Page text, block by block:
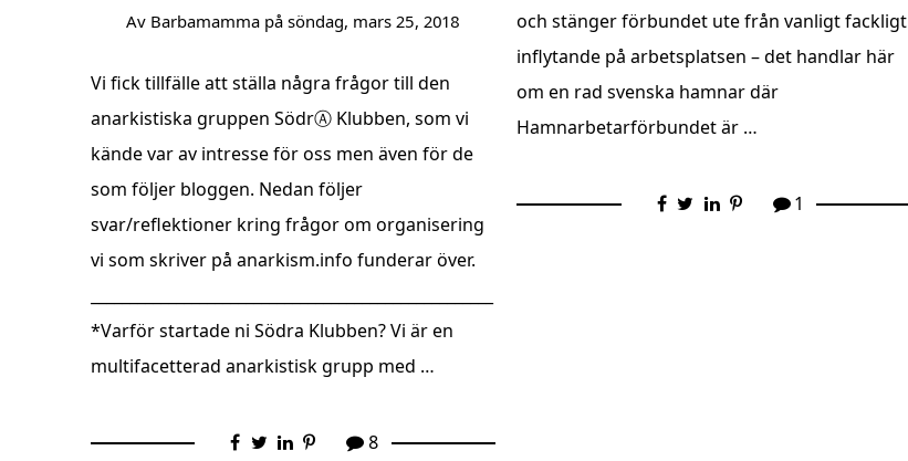
Av Barbamamma påsöndag, mars 25, 2018
Vi fick tillfälle att ställa några frågor till den
anarkistiska gruppen SödrⒶ Klubben, som vi
kände var av intresse för oss men även för de
som följer bloggen. Nedan följer
svar/reflektioner kring frågor om organisering
vi som skriver på anarkism.info funderar över.
*Varför startade ni Södra Klubben? Vi är en
multifacetterad anarkistisk grupp med …
8
och stänger förbundet ute från vanligt fackligt
inflytande på arbetsplatsen – det handlar här
om en rad svenska hamnar där
Hamnarbetarförbundet är …
1